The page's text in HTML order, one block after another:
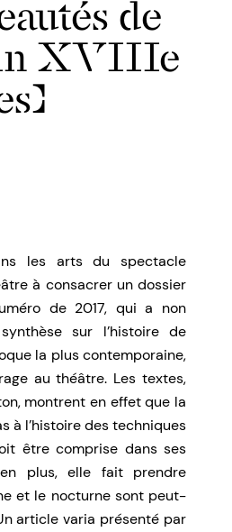
de
XVIIIe
les arts du spectacle
à consacrer un dossier
de 2017, qui a non
sur l’histoire de
la plus contemporaine,
au théâtre. Les textes,
montrent en effet que la
à l’histoire des techniques
être comprise dans ses
plus, elle fait prendre
et le nocturne sont peut-
article varia présenté par